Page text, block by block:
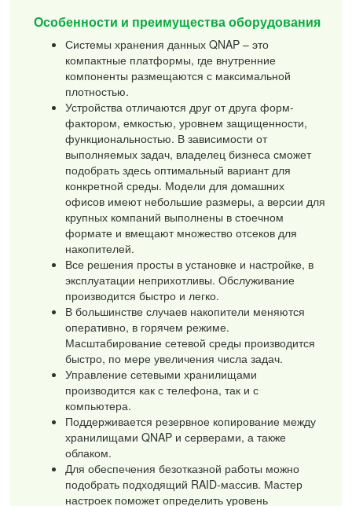
Особенности и преимущества оборудования
Системы хранения данных QNAP – это
компактные платформы, где внутренние
компоненты размещаются с максимальной
плотностью.
Устройства отличаются друг от друга форм-
фактором, емкостью, уровнем защищенности,
функциональностью. В зависимости от
выполняемых задач, владелец бизнеса сможет
подобрать здесь оптимальный вариант для
конкретной среды. Модели для домашних
офисов имеют небольшие размеры, а версии для
крупных компаний выполнены в стоечном
формате и вмещают множество отсеков для
накопителей.
Все решения просты в установке и настройке, в
эксплуатации неприхотливы. Обслуживание
производится быстро и легко.
В большинстве случаев накопители меняются
оперативно, в горячем режиме.
Масштабирование сетевой среды производится
быстро, по мере увеличения числа задач.
Управление сетевыми хранилищами
производится как с телефона, так и с
компьютера.
Поддерживается резервное копирование между
хранилищами QNAP и серверами, а также
облаком.
Для обеспечения безотказной работы можно
подобрать подходящий RAID-массив. Мастер
настроек поможет определить уровень